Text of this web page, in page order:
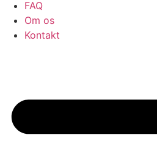
FAQ
Om os
Kontakt